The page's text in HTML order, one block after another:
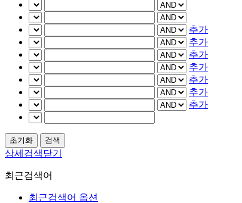
추가
추가
추가
추가
추가
추가
추가
상세검색닫기
최근검색어
최근검색어 옵션